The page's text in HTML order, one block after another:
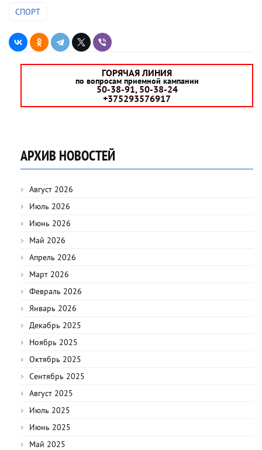
СПОРТ
ГОРЯЧАЯ ЛИНИЯ
по вопросам приемной кампании
50-38-91, 50-38-24
+375293576917
АРХИВ НОВОСТЕЙ
Август 2026
Июль 2026
Июнь 2026
Май 2026
Апрель 2026
Март 2026
Февраль 2026
Январь 2026
Декабрь 2025
Ноябрь 2025
Октябрь 2025
Сентябрь 2025
Август 2025
Июль 2025
Июнь 2025
Май 2025